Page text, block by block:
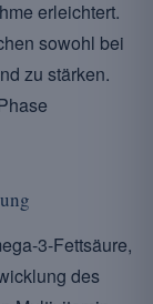
erleichtert.
sowohl bei
zu stärken.
3-Fettsäure,
des